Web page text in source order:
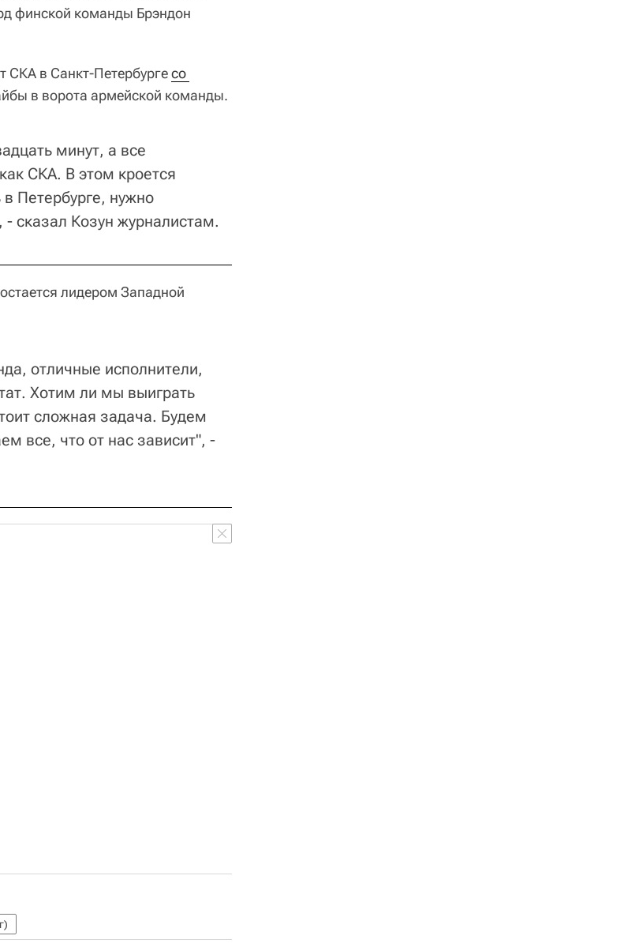
финской команды Брэндон
СКА в Санкт-Петербургесо
в ворота армейской команды.
минут, а все
СКА. В этом кроется
Петербурге, нужно
сказал Козун журналистам.
лидером Западной
отличные исполнители,
Хотим ли мы выиграть
сложная задача. Будем
все, что от нас зависит", -